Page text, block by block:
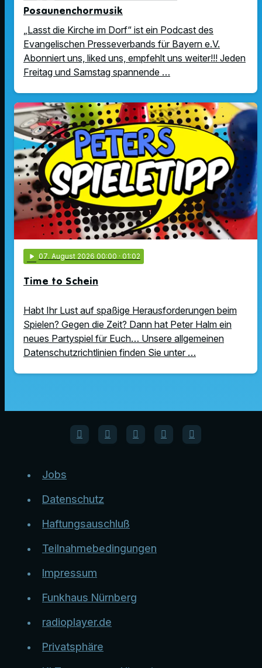
Posaunenchormusik
„Lasst die Kirche im Dorf“ ist ein Podcast des
Evangelischen Presseverbands für Bayern e.V.
Abonniert uns, liked uns, empfehlt uns weiter!!! Jeden
Freitag und Samstag spannende …
play_arrow 07. August 2026 00:00 · 01:02
Time to Schein
Habt Ihr Lust auf spaßige Herausforderungen beim
Spielen? Gegen die Zeit? Dann hat Peter Halm ein
neues Partyspiel für Euch… Unsere allgemeinen
Datenschutzrichtlinien finden Sie unter …
Jobs
Datenschutz
Haftungsauschluß
Teilnahmebedingungen
Impressum
Funkhaus Nürnberg
radioplayer.de
Privatsphäre